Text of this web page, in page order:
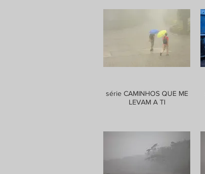
série CAMINHOS QUE ME
LEVAM A TI